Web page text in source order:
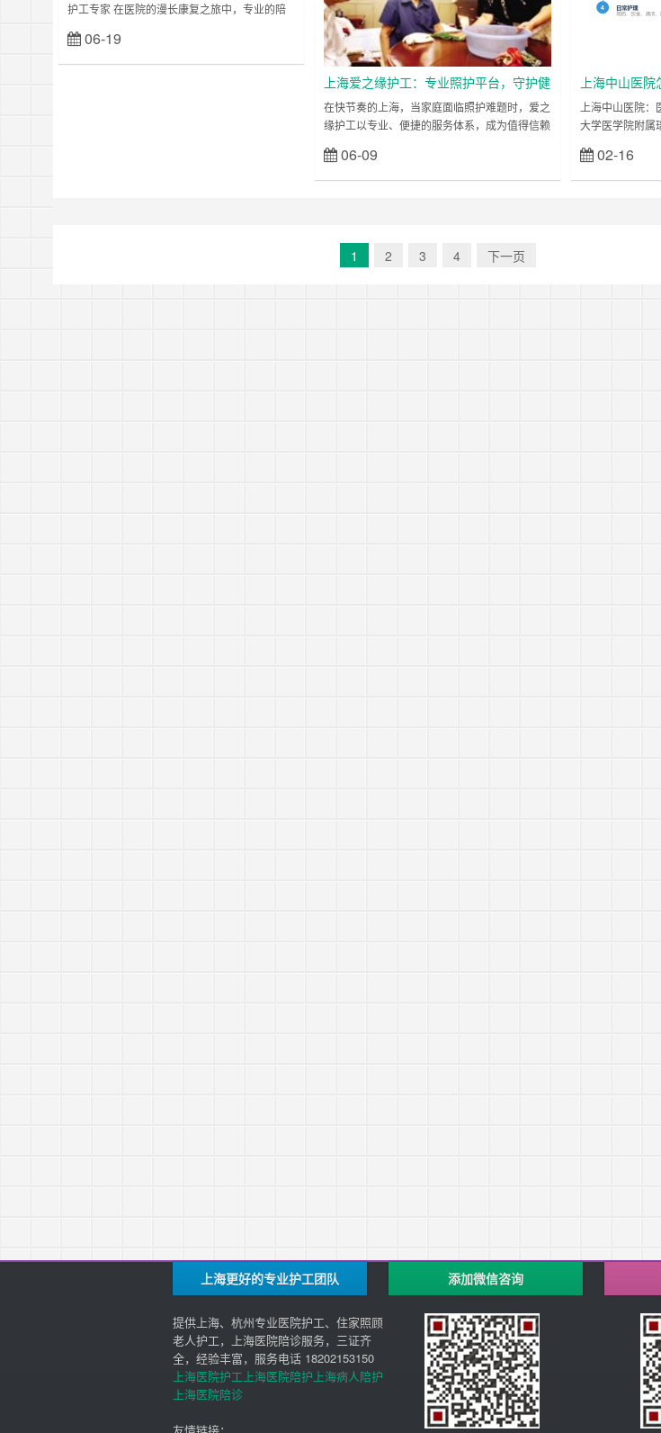
护工专家 在医院的漫长康复之旅中，专业的陪
“医院护工一对一价格”的顾虑、“上海哪里找靠谱
护工”的焦虑，上海爱之缘家政护工以十年服务
06-19
上海爱之缘护工：专业照护平台，守护健
康每一刻
在快节奏的上海，当家庭面临照护难题时，爱之
缘护工以专业、便捷的服务体系，成为值得信赖
牌，爱之缘始终以 “用心服务、专业至上” 为核
心理念，通过标准化服务流程与个性化照护方
务链条，覆盖医院陪护、居家照护、术后康复、
老人照料等全场景需求：……
06-09
上海中山医
上海中山医院
大学医学院附属
会创立以来，始
的理念，在医学
02-16
1 2 3 4 下一页
上海更好的专业护工团队
提供上海、杭州专业医院护工、住家照顾
老人护工，上海医院陪诊服务，三证齐
全，经验丰富，服务电话 18202153150
上海医院护工 上海医院陪护 上海病人陪护
上海医院陪诊
添加微信咨询